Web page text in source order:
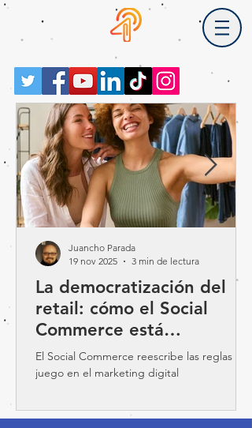
La democratización del
retail: cómo el Social
Commerce está
reescribiendo las reglas
del juego
El Social Commerce reescribe las reglas del
juego en el marketing digital
Juancho Parada
19 nov 2025
3 min de lectura